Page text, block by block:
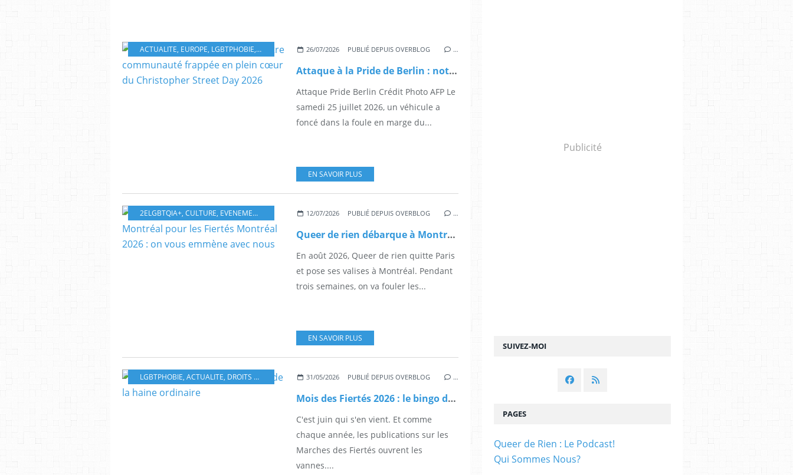
ACTUALITE, EUROPE, LGBTPHOBIE, SOCIETE 26/07/2026 PUBLIÉ DEPUIS OVERBLOG …
Attaque à la Pride de Berlin : notre communauté frappée en plein cœur du Christopher Street Day 2026
Attaque Pride Berlin Crédit Photo AFP Le
samedi 25 juillet 2026, un véhicule a
foncé dans la foule en marge du...
EN SAVOIR PLUS
2ELGBTQIA+, CULTURE, EVENEMENT QUEER MONTREAL,ACTUALITE
12/07/2026 PUBLIÉ DEPUIS OVERBLOG …
Queer de rien débarque à Montréal pour les Fiertés Montréal 2026 : on vous emmène avec nous
En août 2026, Queer de rien quitte Paris
et pose ses valises à Montréal. Pendant
trois semaines, on va fouler les...
EN SAVOIR PLUS
LGBTPHOBIE, ACTUALITE, DROITS LGBT ,FRANCE, LGBT
31/05/2026 PUBLIÉ DEPUIS OVERBLOG …
Mois des Fiertés 2026 : le bingo de la haine ordinaire
C'est juin qui s'en vient. Et comme
chaque année, les publications sur les
Marches des Fiertés ouvrent les
vannes....
SUIVEZ-MOI
Publicité
PAGES
Queer de Rien : Le Podcast!
Qui Sommes Nous?